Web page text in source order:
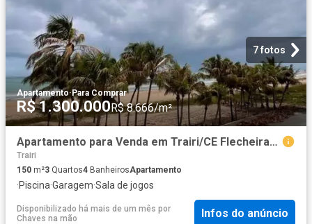
7 fotos
Apartamento· Para Comprar
R$ 1.300.000R$ 8.666/m²
Apartamento para Venda em Trairi/CE Flecheiras 3 Quartos
Trairi
150 m²3 Quartos4 BanheirosApartamento
·Piscina·Garagem·Sala de jogos
Disponibilizado há mais de um mês por
Chaves na mão
Infos do anúncio